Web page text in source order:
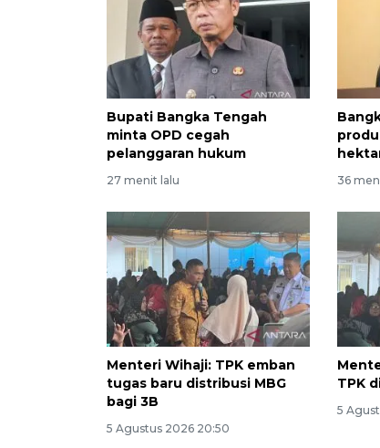
Bupati Bangka Tengah
minta OPD cegah
pelanggaran hukum
27 menit lalu 36
Menteri Wihaji: TPK emban
tugas baru distribusi MBG
bagi 3B
5 Agustus 2026 20:50
TPK
5